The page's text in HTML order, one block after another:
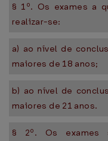
§ 1º. Os exames a
realizar-se:
a) ao nível de
maiores de 18 anos;
b) ao nível de
maiores de 21 anos.
§ 2º. Os exames